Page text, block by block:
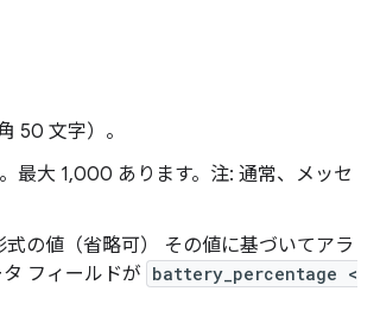
50 文字）。
最大 1,000 あります。注: 通常、メッセ
の値（省略可） その値に基づいてアラ
フィールドが battery_percentage <